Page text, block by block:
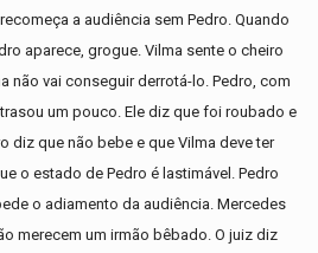
a audiência sem Pedro. Quando
aparece, grogue. Vilma sente o cheiro
não vai conseguir derrotá-lo. Pedro, com
um pouco. Ele diz que foi roubado e
diz que não bebe e que Vilma deve ter
o estado de Pedro é lastimável. Pedro
o adiamento da audiência. Mercedes
merecem um irmão bêbado. O juiz diz